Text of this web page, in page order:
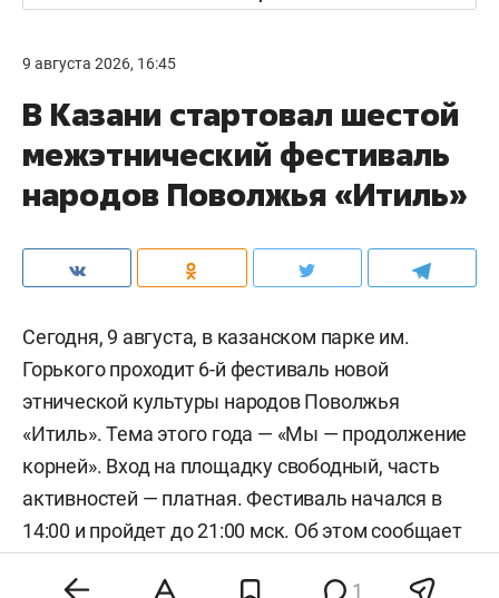
9 августа 2026, 16:45
В Казани стартовал шестой
межэтнический фестиваль
народов Поволжья «Итиль»
Сегодня, 9 августа, в казанском парке им.
Горького проходит 6-й фестиваль новой
этнической культуры народов Поволжья
«Итиль». Тема этого года — «Мы — продолжение
корней». Вход на площадку свободный, часть
активностей — платная. Фестиваль начался в
14:00 и пройдет до 21:00 мск. Об этом сообщает
1